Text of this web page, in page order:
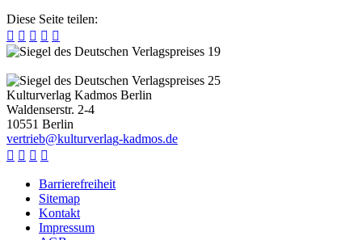
Diese Seite teilen:
    
Kulturverlag Kadmos Berlin
Waldenserstr. 2-4
10551 Berlin
vertrieb@kulturverlag-kadmos.de
   
Barrierefreiheit
Sitemap
Kontakt
Impressum